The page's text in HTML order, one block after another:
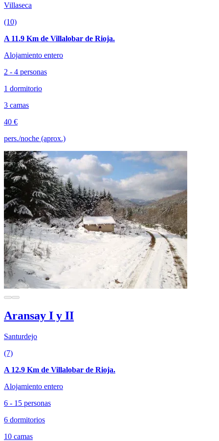
Villaseca
(10)
A 11.9 Km de Villalobar de Rioja.
Alojamiento entero
2 - 4 personas
1 dormitorio
3 camas
40 €
pers./noche (aprox.)
Aransay I y II
Santurdejo
(7)
A 12.9 Km de Villalobar de Rioja.
Alojamiento entero
6 - 15 personas
6 dormitorios
10 camas